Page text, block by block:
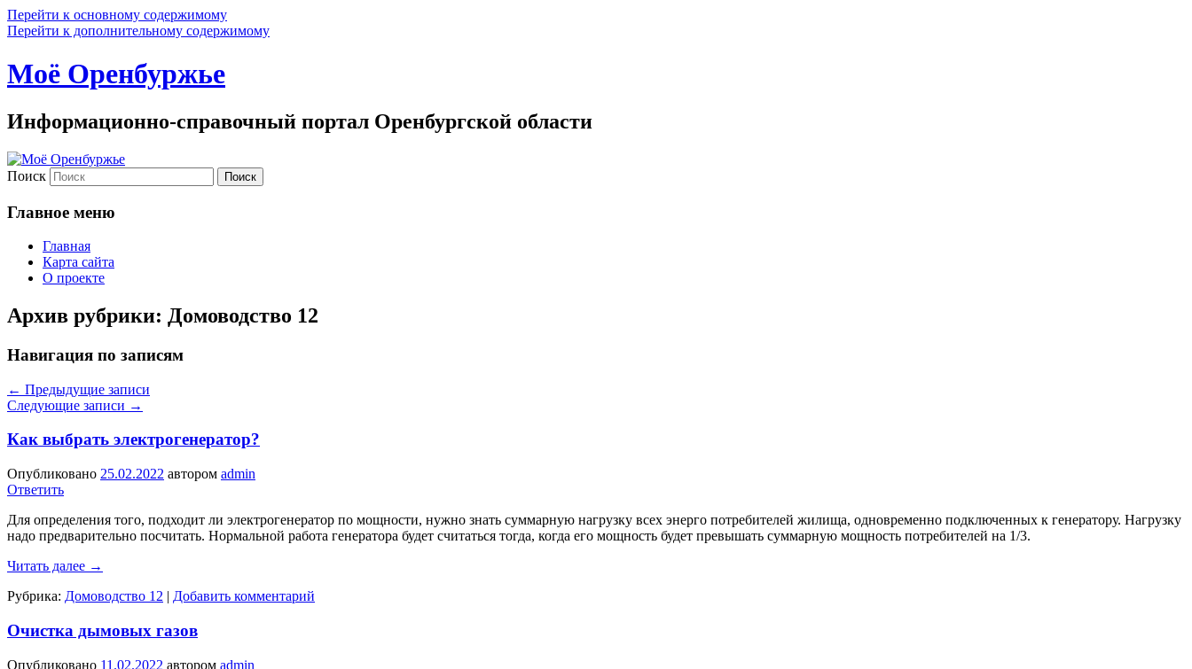
Перейти к основному содержимому
Перейти к дополнительному содержимому
Моё Оренбуржье
Информационно-справочный портал Оренбургской области
Поиск
Главное меню
Главная
Карта сайта
О проекте
Архив рубрики: Домоводство 12
Навигация по записям
← Предыдущие записи
Следующие записи →
Как выбрать электрогенератор?
Опубликовано 25.02.2022 автором admin
Ответить
Для определения того, подходит ли электрогенератор по мощности, нужно знать суммарную нагрузку всех энерго потребителей жилища, одновременно подключенных к генератору. Нагрузку
надо предварительно посчитать. Нормальной работа генератора будет считаться тогда, когда его мощность будет превышать суммарную мощность потребителей на 1/3.
Читать далее →
Рубрика: Домоводство 12 | Добавить комментарий
Очистка дымовых газов
Опубликовано 11.02.2022 автором admin